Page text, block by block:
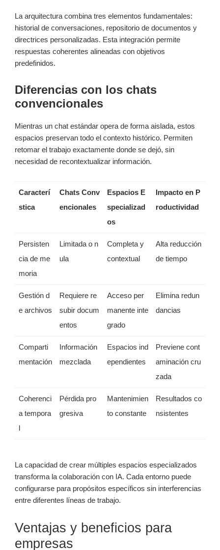
La arquitectura combina tres elementos fundamentales:
historial de conversaciones, repositorio de documentos y
directrices personalizadas. Esta integración permite
respuestas coherentes alineadas con objetivos
predefinidos.
Diferencias con los chats
convencionales
Mientras un chat estándar opera de forma aislada, estos
espacios preservan todo el contexto histórico. Permiten
retomar el trabajo exactamente donde se dejó, sin
necesidad de recontextualizar información.
Caracterí
stica
Chats Conv
encionales
Espacios E
specializad
os
Impacto en P
roductividad
Persisten
cia de me
moria
Limitada o n
ula
Completa y
contextual
Alta reducción
de tiempo
Gestión d
e archivos
Requiere re
subir docum
entos
Acceso per
manente inte
grado
Elimina redun
dancias
Comparti
mentación
Información
mezclada
Espacios ind
ependientes
Previene cont
aminación cru
zada
Coherenci
a tempora
l
Pérdida pro
gresiva
Mantenimien
to constante
Resultados co
nsistentes
La capacidad de crear múltiples espacios especializados
transforma la colaboración con IA. Cada entorno puede
configurarse para propósitos específicos sin interferencias
entre diferentes líneas de trabajo.
Ventajas y beneficios para
empresas